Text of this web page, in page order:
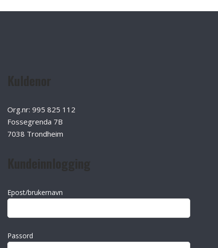
Org.nr: 995 825 112
Fossegrenda 7B
7038 Trondheim
Epost/brukernavn
Passord